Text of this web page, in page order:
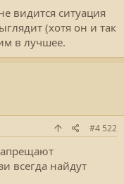
видится ситуация
(хотя он и так
в лучшее.
#4 522
всегда найдут